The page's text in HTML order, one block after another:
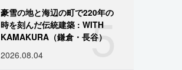
5
豪雪の地と海辺の町で220年の
時を刻んだ伝統建築 : WITH
KAMAKURA（鎌倉・長谷）
2026.08.04